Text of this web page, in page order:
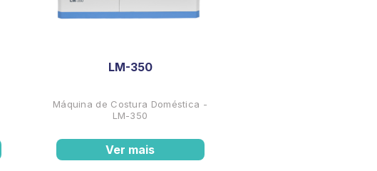
LM-350
Máquina de Costura Doméstica -
LM-350
Ver mais